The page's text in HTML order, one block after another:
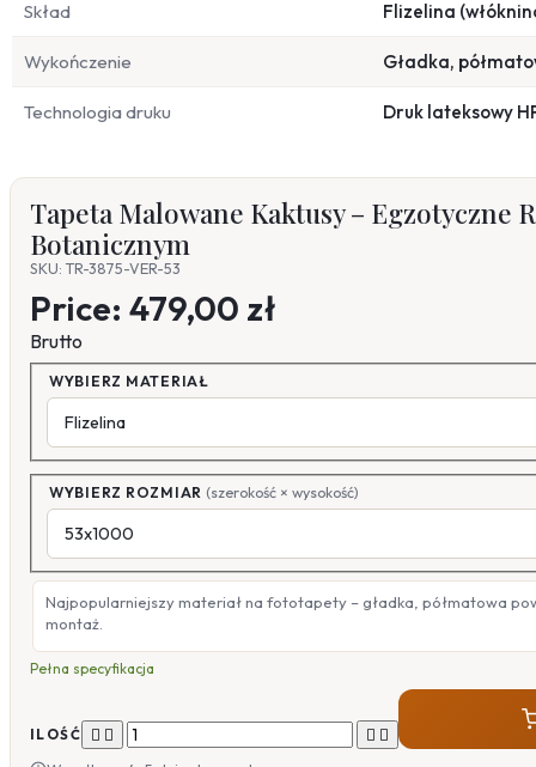
Skład Flizelina
Wykończenie Gładka,
Technologia druku Druk lateksowy
Tapeta Malowane Kaktusy – Egzotyczne
Botanicznym
SKU: TR-3875-VER-53
Price: 479,00 zł
Brutto
WYBIERZ MATERIAŁ
WYBIERZ ROZMIAR (szerokość × wysokość)
Najpopularniejszy materiał na fototapety – gładka, półmatowa
montaż.
Pełna specyfikacja
ILOŚĆ    